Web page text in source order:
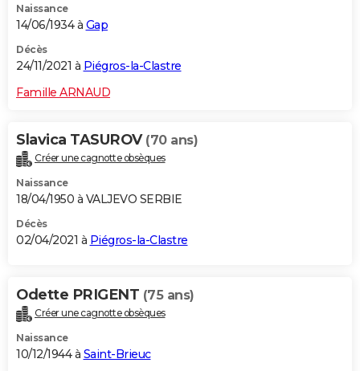
Naissance
14/06/1934 à Gap
Décès
24/11/2021 à Piégros-la-Clastre
Famille ARNAUD
Slavica TASUROV (70 ans)
Créer une cagnotte obsèques
Naissance
18/04/1950 à VALJEVO SERBIE
Décès
02/04/2021 à Piégros-la-Clastre
Odette PRIGENT (75 ans)
Créer une cagnotte obsèques
Naissance
10/12/1944 à Saint-Brieuc